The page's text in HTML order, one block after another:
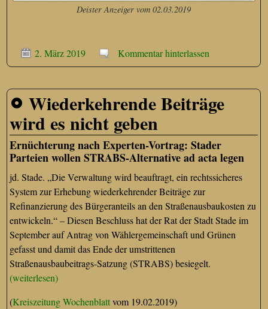
Deister Anzeiger vom 02.03.2019
2. März 2019 Kommentar hinterlassen
Wiederkehrende Beiträge
wird es nicht geben
Ernüchterung nach Experten-Vortrag: Stader
Parteien wollen STRABS-Alternative ad acta legen
jd. Stade. „Die Verwaltung wird beauftragt, ein rechtssicheres
System zur Erhebung wiederkehrender Beiträge zur
Refinanzierung des Bürgeranteils an den Straßenausbaukosten zu
entwickeln.“ – Diesen Beschluss hat der Rat der Stadt Stade im
September auf Antrag von Wählergemeinschaft und Grünen
gefasst und damit das Ende der umstrittenen
Straßenausbaubeitrags-Satzung (STRABS) besiegelt.
(weiterlesen)
(Kreiszeitung Wochenblattvom 19.02.2019)